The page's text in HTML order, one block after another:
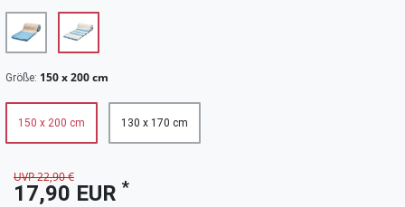
Größe: 150 x 200 cm
150 x 200 cm 130 x 170 cm
UVP 22,90 €
17,90 EUR *